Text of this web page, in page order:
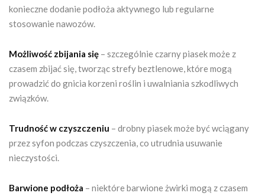
konieczne dodanie podłoża aktywnego lub regularne
stosowanie nawozów.
Możliwość zbijania się – szczególnie czarny piasek może z
czasem zbijać się, tworząc strefy beztlenowe, które mogą
prowadzić do gnicia korzeni roślin i uwalniania szkodliwych
związków.
Trudność w czyszczeniu – drobny piasek może być wciągany
przez syfon podczas czyszczenia, co utrudnia usuwanie
nieczystości.
Barwione podłoża – niektóre barwione żwirki mogą z czasem